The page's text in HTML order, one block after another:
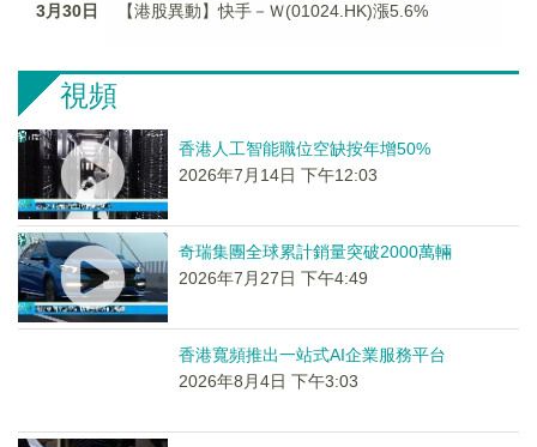
3月30日 【港股異動】快手－Ｗ(01024.HK)漲5.6%
視頻
香港人工智能職位空缺按年增50%
2026年7月14日 下午12:03
奇瑞集團全球累計銷量突破2000萬輛
2026年7月27日 下午4:49
香港寬頻推出一站式AI企業服務平台
2026年8月4日 下午3:03